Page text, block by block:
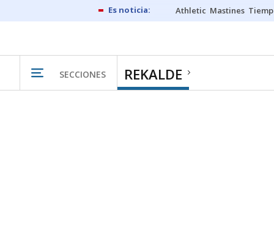
Athletic Mastines
SECCIONES REKALDE